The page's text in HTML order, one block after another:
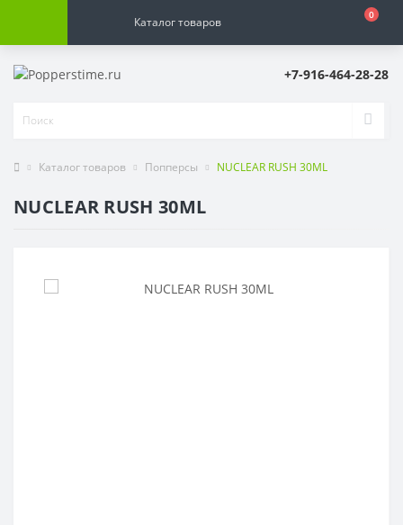
Каталог товаров 0
+7-916-464-28-28
Каталог товаров Попперсы NUCLEAR RUSH 30ML
NUCLEAR RUSH 30ML